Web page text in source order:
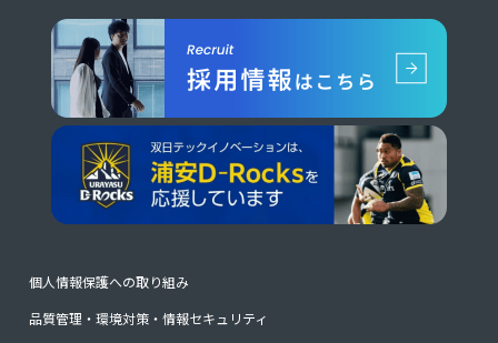
個人情報保護への取り組み
品質管理・環境対策・情報セキュリティ